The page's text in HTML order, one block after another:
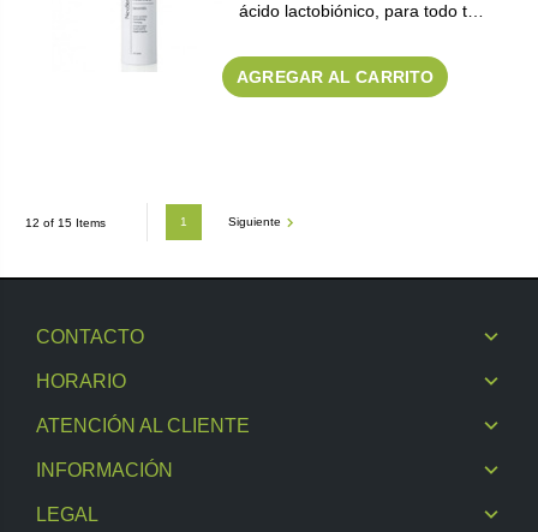
ácido lactobiónico, para todo t…
AGREGAR AL CARRITO
12 of 15 Items 1 Siguiente
CONTACTO
HORARIO
ATENCIÓN AL CLIENTE
INFORMACIÓN
LEGAL